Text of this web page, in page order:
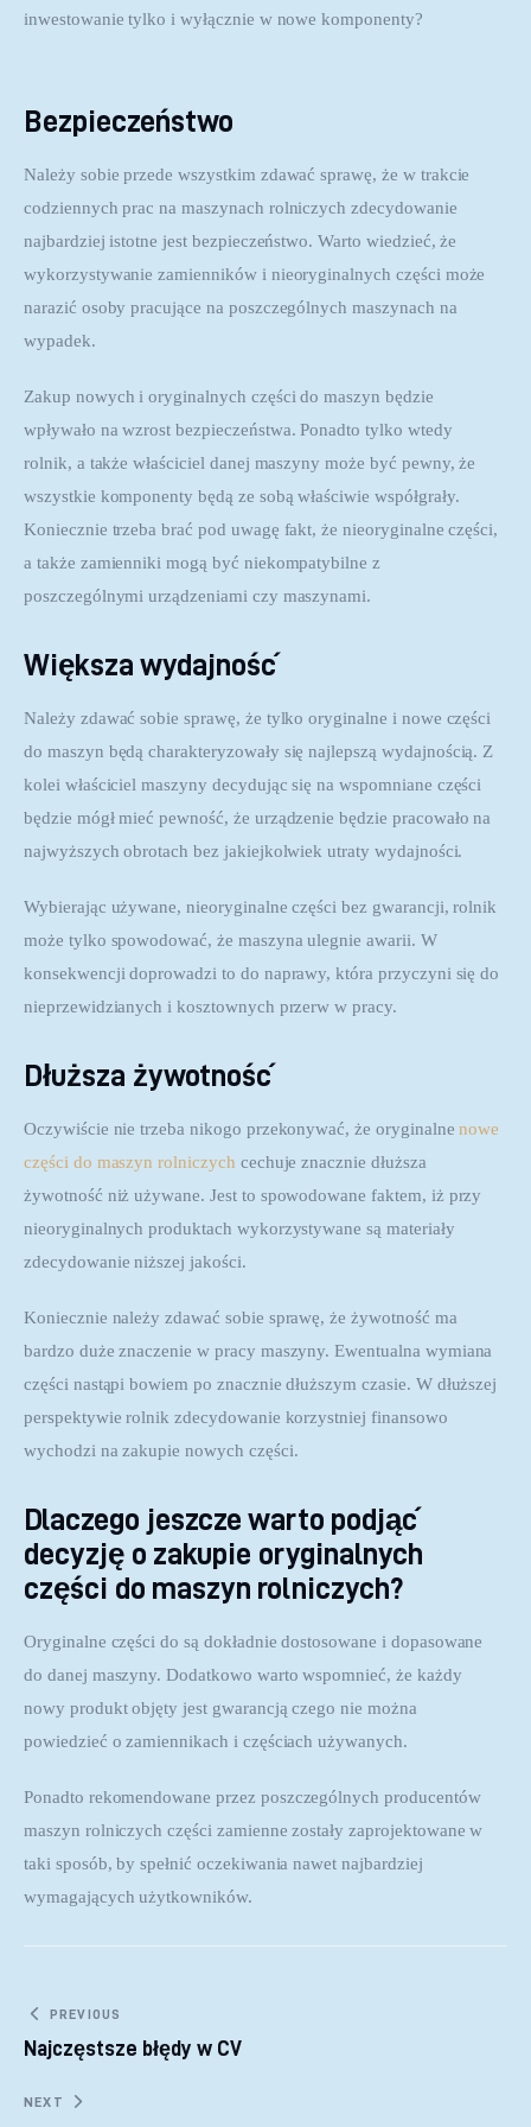
inwestowanie tylko i wyłącznie w nowe komponenty?
Bezpieczeństwo
Należy sobie przede wszystkim zdawać sprawę, że w trakcie
codziennych prac na maszynach rolniczych zdecydowanie
najbardziej istotne jest bezpieczeństwo. Warto wiedzieć, że
wykorzystywanie zamienników i nieoryginalnych części może
narazić osoby pracujące na poszczególnych maszynach na
wypadek.
Zakup nowych i oryginalnych części do maszyn będzie
wpływało na wzrost bezpieczeństwa. Ponadto tylko wtedy
rolnik, a także właściciel danej maszyny może być pewny, że
wszystkie komponenty będą ze sobą właściwie współgrały.
Koniecznie trzeba brać pod uwagę fakt, że nieoryginalne części,
a także zamienniki mogą być niekompatybilne z
poszczególnymi urządzeniami czy maszynami.
Większa wydajność
Należy zdawać sobie sprawę, że tylko oryginalne i nowe części
do maszyn będą charakteryzowały się najlepszą wydajnością. Z
kolei właściciel maszyny decydując się na wspomniane części
będzie mógł mieć pewność, że urządzenie będzie pracowało na
najwyższych obrotach bez jakiejkolwiek utraty wydajności.
Wybierając używane, nieoryginalne części bez gwarancji, rolnik
może tylko spowodować, że maszyna ulegnie awarii. W
konsekwencji doprowadzi to do naprawy, która przyczyni się do
nieprzewidzianych i kosztownych przerw w pracy.
Dłuższa żywotność
Oczywiście nie trzeba nikogo przekonywać, że oryginalne nowe
części do maszyn rolniczych cechuje znacznie dłuższa
żywotność niż używane. Jest to spowodowane faktem, iż przy
nieoryginalnych produktach wykorzystywane są materiały
zdecydowanie niższej jakości.
Koniecznie należy zdawać sobie sprawę, że żywotność ma
bardzo duże znaczenie w pracy maszyny. Ewentualna wymiana
części nastąpi bowiem po znacznie dłuższym czasie. W dłuższej
perspektywie rolnik zdecydowanie korzystniej finansowo
wychodzi na zakupie nowych części.
Dlaczego jeszcze warto podjąć
decyzję o zakupie oryginalnych
części do maszyn rolniczych?
Oryginalne części do są dokładnie dostosowane i dopasowane
do danej maszyny. Dodatkowo warto wspomnieć, że każdy
nowy produkt objęty jest gwarancją czego nie można
powiedzieć o zamiennikach i częściach używanych.
Ponadto rekomendowane przez poszczególnych producentów
maszyn rolniczych części zamienne zostały zaprojektowane w
taki sposób, by spełnić oczekiwania nawet najbardziej
wymagających użytkowników.
Nawigacja wpisu
PREVIOUS
Najczęstsze błędy w CV
NEXT